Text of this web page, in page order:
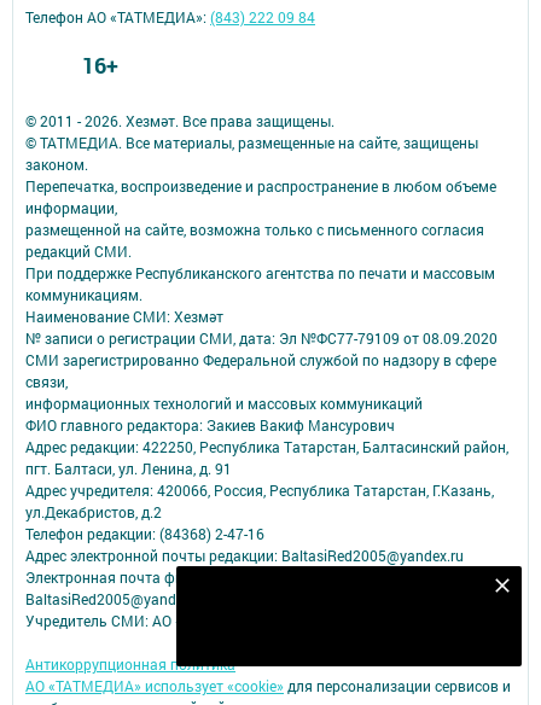
© 2011 - 2026. Хезмәт. Все права защищены.
© ТАТМЕДИА. Все материалы, размещенные на сайте, защищены
законом.
Перепечатка, воспроизведение и распространение в любом объеме
информации,
размещенной на сайте, возможна только с письменного согласия
редакций СМИ.
При поддержке Республиканского агентства по печати и массовым
коммуникациям.
Наименование СМИ: Хезмәт
№ записи о регистрации СМИ, дата: Эл №ФС77-79109 от 08.09.2020
СМИ зарегистрированно Федеральной службой по надзору в сфере
связи,
информационных технологий и массовых коммуникаций
ФИО главного редактора: Закиев Вакиф Мансурович
Адрес редакции: 422250, Республика Татарстан, Балтасинский район,
пгт. Балтаси, ул. Ленина, д. 91
Адрес учредителя: 420066, Россия, Республика Татарстан, Г.Казань,
ул.Декабристов, д.2
Телефон редакции: (84368) 2-47-16
Адрес электронной почты редакции: BaltasiRed2005@yandex.ru
Электронная почта филиала для сообщений о фактах коррупции:
BaltasiRed2005@yandex.ru
Учредитель СМИ: АО «ТАТМЕДИА»
Антикоррупционная политика
АО «ТАТМЕДИА» использует «cookie»для персонализации сервисов и
Телефон АО «ТАТМЕДИА»:(843) 222 09 84
16+